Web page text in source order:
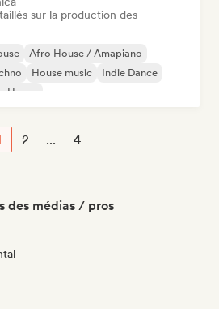
sur la production des
Afro House / Amapiano
House music
Indie Dance
House
2 ... 4
des médias / pros